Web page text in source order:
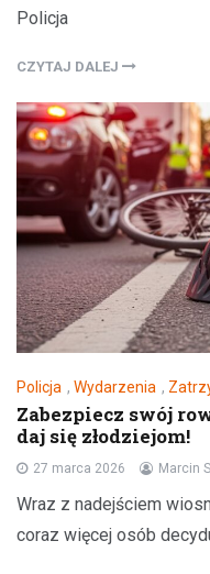
Policja
CZYTAJ DALEJ
Policja , Wydarzenia ,
Zabezpiecz swój
daj się złodziejom!
27 marca 2026 Marcin
Wraz z nadejściem
coraz więcej osób